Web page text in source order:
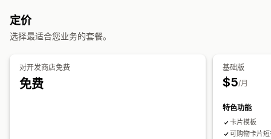
定价
选择最适合您业务的套餐。
对开发商店免费
免费
基础版
$5/月
特色功能
卡片模板
可购物卡片